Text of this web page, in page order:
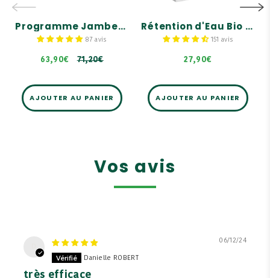
Programme Jambes Légères Été - 80 jours
87 avis
63,90€ 71,20€
AJOUTER AU PANIER
Rétention d'Eau Bio - 30 comprimés
151 avis
27,90€
Formule composée de 6
plantes Bio et 3
AJOUTER AU PANIER
Vos avis
06/12/24
Danielle ROBERT
très efficace